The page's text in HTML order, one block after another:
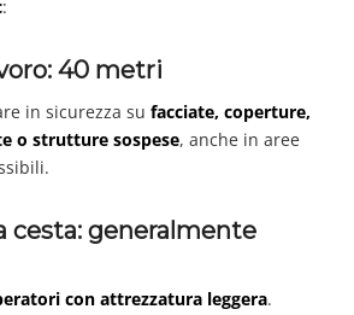
:
40 metri
in sicurezza su facciate, coperture,
o strutture sospese, anche in aree
cesta: generalmente
con attrezzatura leggera.